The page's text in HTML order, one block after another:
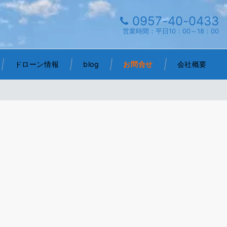
0957-40-0433
営業時間：平日10：00～18：00
ドローン情報 blog お問合せ 会社概要